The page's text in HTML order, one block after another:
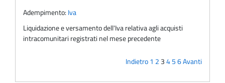
Adempimento: Iva
Liquidazione e versamento dell'Iva relativa agli acquisti
intracomunitari registrati nel mese precedente
Indietro1 2 3456Avanti